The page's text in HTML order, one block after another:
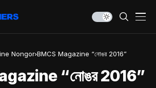
Nongor BMCS Magazine “নোঙর 2016”
“নোঙর 2016”